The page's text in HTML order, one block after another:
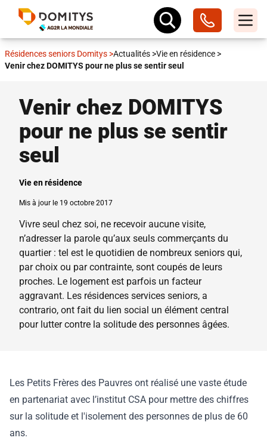
Résidences seniors Domitys >Actualités >Vie en résidence >
Venir chez DOMITYS pour ne plus se sentir seul
Venir chez DOMITYS
pour ne plus se sentir
seul
Vie en résidence
Mis à jour le 19 octobre 2017
Vivre seul chez soi, ne recevoir aucune visite,
n’adresser la parole qu’aux seuls commerçants du
quartier : tel est le quotidien de nombreux seniors qui,
par choix ou par contrainte, sont coupés de leurs
proches. Le logement est parfois un facteur
aggravant. Les résidences services seniors, a
contrario, ont fait du lien social un élément central
pour lutter contre la solitude des personnes âgées.
Les Petits Frères des Pauvres ont réalisé une vaste étude
en partenariat avec l’institut CSA pour mettre des chiffres
sur la solitude et l'isolement des personnes de plus de 60
ans.